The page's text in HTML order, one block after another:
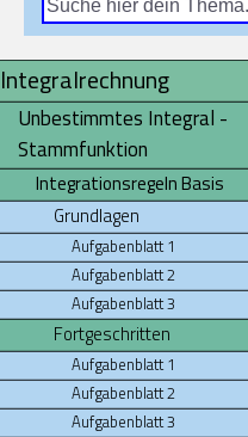
Integralrechnung
Unbestimmtes Integral -
Stammfunktion
Integrationsregeln Basis
Grundlagen
Aufgabenblatt 1
Aufgabenblatt 2
Aufgabenblatt 3
Fortgeschritten
Aufgabenblatt 1
Aufgabenblatt 2
Aufgabenblatt 3